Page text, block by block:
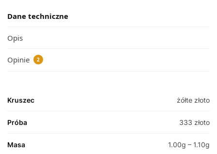
Dane techniczne
Opis
Opinie 2
Kruszec żółte złoto
Próba 333 złoto
Masa 1.00g – 1.10g